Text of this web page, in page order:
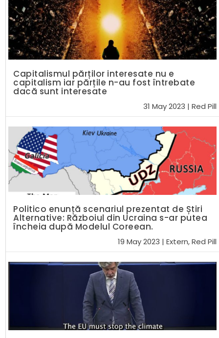
Capitalismul părților interesate nu e
capitalism iar părțile n-au fost întrebate
dacă sunt interesate
31 May 2023 | Red Pill
Politico enunță scenariul prezentat de Știri
Alternative: Războiul din Ucraina s-ar putea
încheia după Modelul Coreean.
19 May 2023 | Extern,Red Pill